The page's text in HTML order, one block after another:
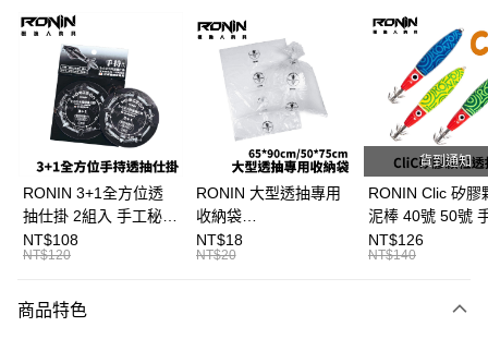
信用卡分期付款
3 期 0 利率 每期 NT$116 21家銀行
合作金庫商業銀行
第一商業銀行
華南商業銀行
彰化商業銀行
上海商業儲蓄銀行
台北富邦商業銀行
國泰世華商業銀行
兆豐國際商業銀行
臺灣中小企業銀行
台中商業銀行
匯豐（台灣）商業銀行
華泰商業銀行
聯邦商業銀行
元大商業銀行
台灣樂天信用卡公司
超商取貨付款
Apple Pay
街口支付
悠遊付
大哥付你分期
【大哥付你分期使用說明】
RONIN 3+1全方位透
抽仕掛 2組入 手工秘
製！最適台灣海域
T991
NT$108
NT$120
RONIN 大型透抽專用
收納袋
65*90cm/50*75cm 台
灣製SGS檢驗無毒 加
NT$18
NT$20
貨到通知
RONIN Clic 矽膠
泥棒 40號 50號
抽專用泥棒 布卷
B297
NT$126
NT$140
商品特色